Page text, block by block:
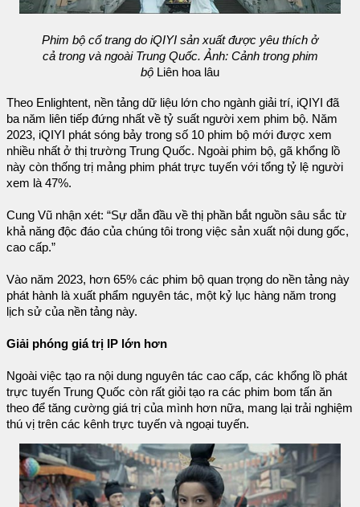
Phim bộ cổ trang do iQIYI sản xuất được yêu thích ở
cả trong và ngoài Trung Quốc. Ảnh: Cảnh trong phim
bộ Liên hoa lâu
Theo Enlightent, nền tảng dữ liệu lớn cho ngành giải trí, iQIYI đã
ba năm liên tiếp đứng nhất về tỷ suất người xem phim bộ. Năm
2023, iQIYI phát sóng bảy trong số 10 phim bộ mới được xem
nhiều nhất ở thị trường Trung Quốc. Ngoài phim bộ, gã khổng lồ
này còn thống trị mảng phim phát trực tuyến với tổng tỷ lệ người
xem là 47%.
Cung Vũ nhận xét: “Sự dẫn đầu về thị phần bắt nguồn sâu sắc từ
khả năng độc đáo của chúng tôi trong việc sản xuất nội dung gốc,
cao cấp.”
Vào năm 2023, hơn 65% các phim bộ quan trọng do nền tảng này
phát hành là xuất phẩm nguyên tác, một kỷ lục hàng năm trong
lịch sử của nền tảng này.
Giải phóng giá trị IP lớn hơn
Ngoài việc tạo ra nội dung nguyên tác cao cấp, các khổng lồ phát
trực tuyến Trung Quốc còn rất giỏi tạo ra các phim bom tấn ăn
theo để tăng cường giá trị của mình hơn nữa, mang lại trải nghiệm
thú vị trên các kênh trực tuyến và ngoại tuyến.